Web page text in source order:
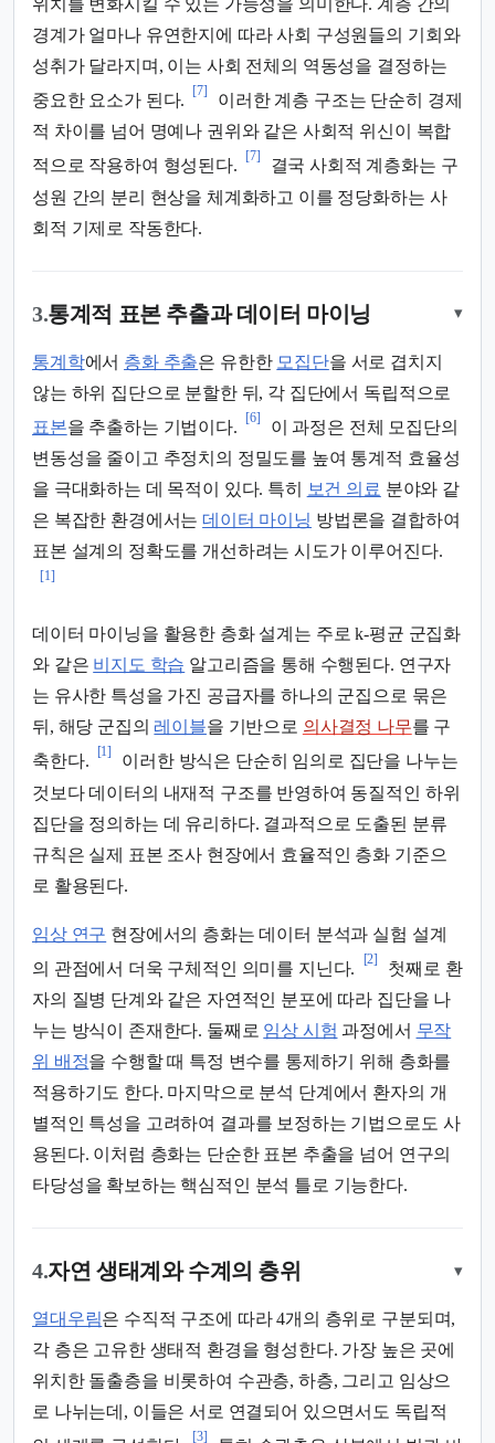
위치를 변화시킬 수 있는 가능성을 의미한다. 계층 간의
경계가 얼마나 유연한지에 따라 사회 구성원들의 기회와
성취가 달라지며, 이는 사회 전체의 역동성을 결정하는
중요한 요소가 된다.
[7]
이러한 계층 구조는 단순히 경제
적 차이를 넘어 명예나 권위와 같은 사회적 위신이 복합
적으로 작용하여 형성된다.
[7]
결국 사회적 계층화는 구
성원 간의 분리 현상을 체계화하고 이를 정당화하는 사
회적 기제로 작동한다.
3.통계적 표본 추출과 데이터 마이닝 ▾
통계학에서 층화 추출은 유한한 모집단을 서로 겹치지
않는 하위 집단으로 분할한 뒤, 각 집단에서 독립적으로
표본을 추출하는 기법이다.
[6]
이 과정은 전체 모집단의
변동성을 줄이고 추정치의 정밀도를 높여 통계적 효율성
을 극대화하는 데 목적이 있다. 특히
보건 의료 분야와 같
은 복잡한 환경에서는데이터 마이닝 방법론을 결합하여
표본 설계의 정확도를 개선하려는 시도가 이루어진다.
[1]
데이터 마이닝을 활용한 층화 설계는 주로 k-평균 군집화
와 같은 비지도 학습 알고리즘을 통해 수행된다. 연구자
는 유사한 특성을 가진 공급자를 하나의 군집으로 묶은
뒤, 해당 군집의 레이블을 기반으로 의사결정 나무를 구
축한다.
[1]
이러한 방식은 단순히 임의로 집단을 나누는
것보다 데이터의 내재적 구조를 반영하여 동질적인 하위
집단을 정의하는 데 유리하다. 결과적으로 도출된 분류
규칙은 실제 표본 조사 현장에서 효율적인 층화 기준으
로 활용된다.
임상 연구 현장에서의 층화는 데이터 분석과 실험 설계
의 관점에서 더욱 구체적인 의미를 지닌다.
[2]
첫째로 환
자의 질병 단계와 같은 자연적인 분포에 따라 집단을 나
누는 방식이 존재한다. 둘째로 임상 시험 과정에서 무작
위 배정을 수행할 때 특정 변수를 통제하기 위해 층화를
적용하기도 한다. 마지막으로 분석 단계에서 환자의 개
별적인 특성을 고려하여 결과를 보정하는 기법으로도 사
용된다. 이처럼 층화는 단순한 표본 추출을 넘어 연구의
타당성을 확보하는 핵심적인 분석 틀로 기능한다.
4.자연 생태계와 수계의 층위 ▾
열대우림은 수직적 구조에 따라 4개의 층위로 구분되며,
각 층은 고유한 생태적 환경을 형성한다. 가장 높은 곳에
위치한 돌출층을 비롯하여 수관층, 하층, 그리고 임상으
로 나뉘는데, 이들은 서로 연결되어 있으면서도 독립적
[3]